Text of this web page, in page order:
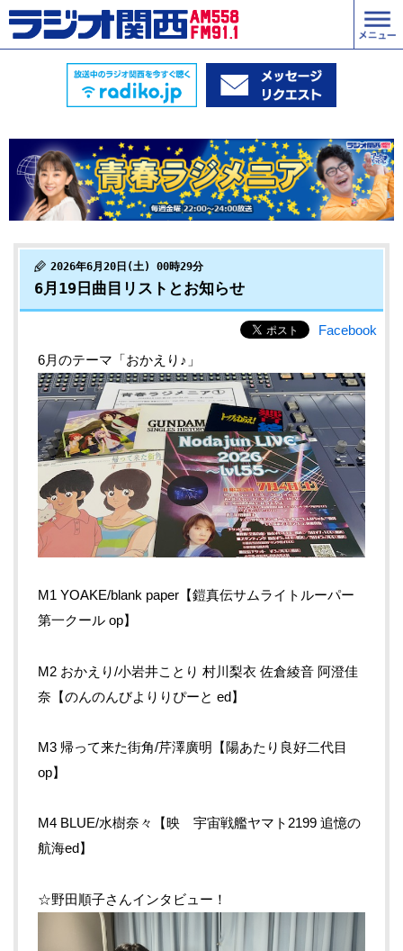
2026年6月20日(土) 00時29分
6月19日曲目リストとお知らせ
Facebook
6月のテーマ「おかえり♪」
M1 YOAKE/blank paper【鎧真伝サムライトルーパー
第一クール op】
M2 おかえり/小岩井ことり 村川梨衣 佐倉綾音 阿澄佳
奈【のんのんびよりりぴーと ed】
M3 帰って来た街角/芹澤廣明【陽あたり良好二代目
op】
M4 BLUE/水樹奈々【映 宇宙戦艦ヤマト2199 追憶の
航海ed】
☆野田順子さんインタビュー！